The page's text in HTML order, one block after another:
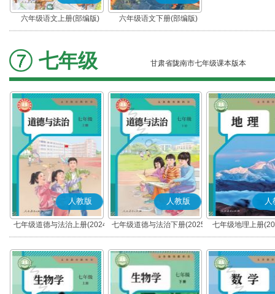
六年级语文上册(部编版) 六年级语文下册(部编版)
七年级 甘肃省陇南市七年级课本版本
人教版
七年级道德与法治上册(2024
秋版)(部编版)
人教版
七年级道德与法治下册(2025
春版)(部编版)
人
七年级地理上册